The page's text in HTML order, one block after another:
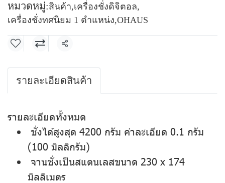
หมวดหมู่:สินค้า,เครื่องชั่งดิจิตอล,
เครื่องชั่งทศนิยม 1 ตำแหน่ง,OHAUS
แชร์
รายละเอียดสินค้า
รายละเอียดทั้งหมด
ชั่งได้สูงสุด 4200 กรัม ค่าละเอียด 0.1 กรัม
(100 มิลลิกรัม)
จานชั่งเป็นสแตนเลสขนาด 230 x 174
มิลลิเมตร